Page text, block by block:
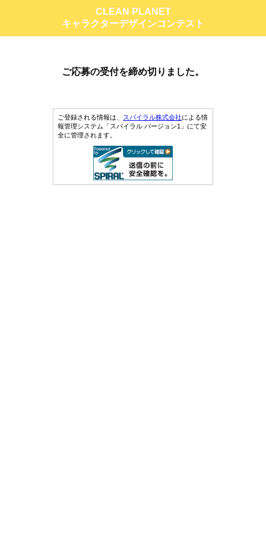
CLEAN PLANET
キャラクターデザインコンテスト
ご応募の受付を締め切りました。
ご登録される情報は、 スパイラル株式会社による情
報管理システム「スパイラル バージョン1」にて安
全に管理されます。